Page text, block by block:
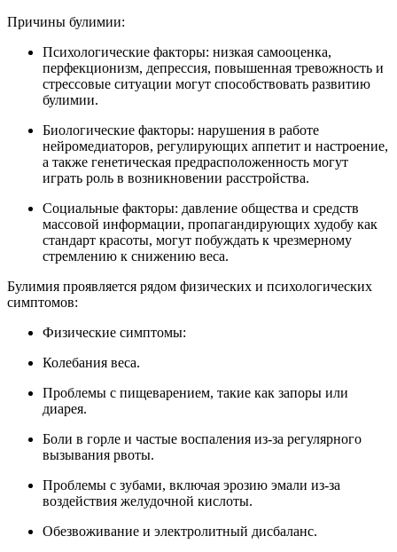
Причины булимии:
Психологические факторы: низкая самооценка,
перфекционизм, депрессия, повышенная тревожность и
стрессовые ситуации могут способствовать развитию
булимии.
Биологические факторы: нарушения в работе
нейромедиаторов, регулирующих аппетит и настроение,
а также генетическая предрасположенность могут
играть роль в возникновении расстройства.
Социальные факторы: давление общества и средств
массовой информации, пропагандирующих худобу как
стандарт красоты, могут побуждать к чрезмерному
стремлению к снижению веса.
Булимия проявляется рядом физических и психологических
симптомов:
Физические симптомы:
Колебания веса.
Проблемы с пищеварением, такие как запоры или
диарея.
Боли в горле и частые воспаления из-за регулярного
вызывания рвоты.
Проблемы с зубами, включая эрозию эмали из-за
воздействия желудочной кислоты.
Обезвоживание и электролитный дисбаланс.